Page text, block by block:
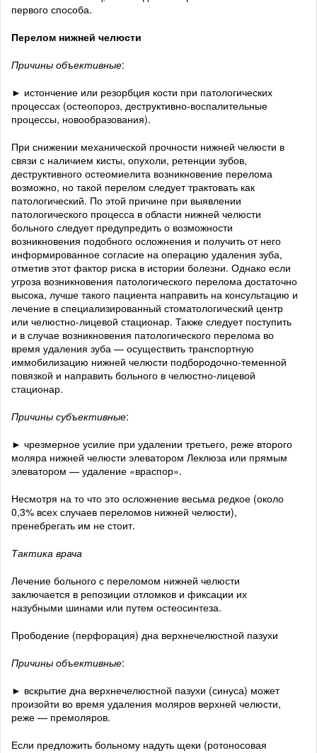
первого способа.
Перелом нижней челюсти
Причины объективные:
► истончение или резорбция кости при патологических
процессах (остеопороз, деструктивно-воспалительные
процессы, новообразования).
При снижении механической прочности нижней челюсти в
связи с наличием кисты, опухоли, ретенции зубов,
деструктивного остеомиелита возникновение перелома
возможно, но такой перелом следует трактовать как
патологический. По этой причине при выявлении
патологического процесса в области нижней челюсти
больного следует предупредить о возможности
возникновения подобного осложнения и получить от него
информированное согласие на операцию удаления зуба,
отметив этот фактор риска в истории болезни. Однако если
угроза возникновения патологического перелома достаточно
высока, лучше такого пациента направить на консультацию и
лечение в специализированный стоматологический центр
или челюстно-лицевой стационар. Также следует поступить
и в случае возникновения патологического перелома во
время удаления зуба — осуществить транспортную
иммобилизацию нижней челюсти подбородочно-теменной
повязкой и направить больного в челюстно-лицевой
стационар.
Причины субъективные:
► чрезмерное усилие при удалении третьего, реже второго
моляра нижней челюсти элеватором Леклюза или прямым
элеватором — удаление «враспор».
Несмотря на то что это осложнение весьма редкое (около
0,3% всех случаев переломов нижней челюсти),
пренебрегать им не стоит.
Тактика врача
Лечение больного с переломом нижней челюсти
заключается в репозиции отломков и фиксации их
назубными шинами или путем остеосинтеза.
Прободение (перфорация) дна верхнечелюстной пазухи
Причины объективные:
► вскрытие дна верхнечелюстной пазухи (синуса) может
произойти во время удаления моляров верхней челюсти,
реже — премоляров.
Если предложить больному надуть щеки (ротоносовая